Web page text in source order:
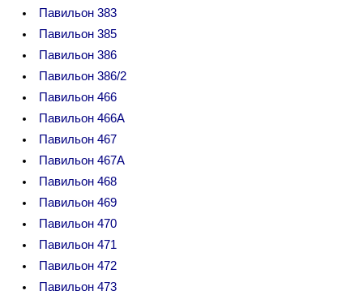
Павильон 383
Павильон 385
Павильон 386
Павильон 386/2
Павильон 466
Павильон 466А
Павильон 467
Павильон 467А
Павильон 468
Павильон 469
Павильон 470
Павильон 471
Павильон 472
Павильон 473